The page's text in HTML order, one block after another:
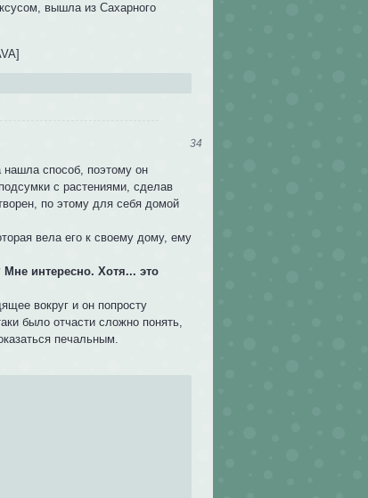
вышла из Сахарного
34
нашла способ, поэтому он
с растениями, сделав
по этому для себя домой
вела его к своему дому, ему
интересно. Хотя... это
вокруг и он попросту
было отчасти сложно понять,
печальным.